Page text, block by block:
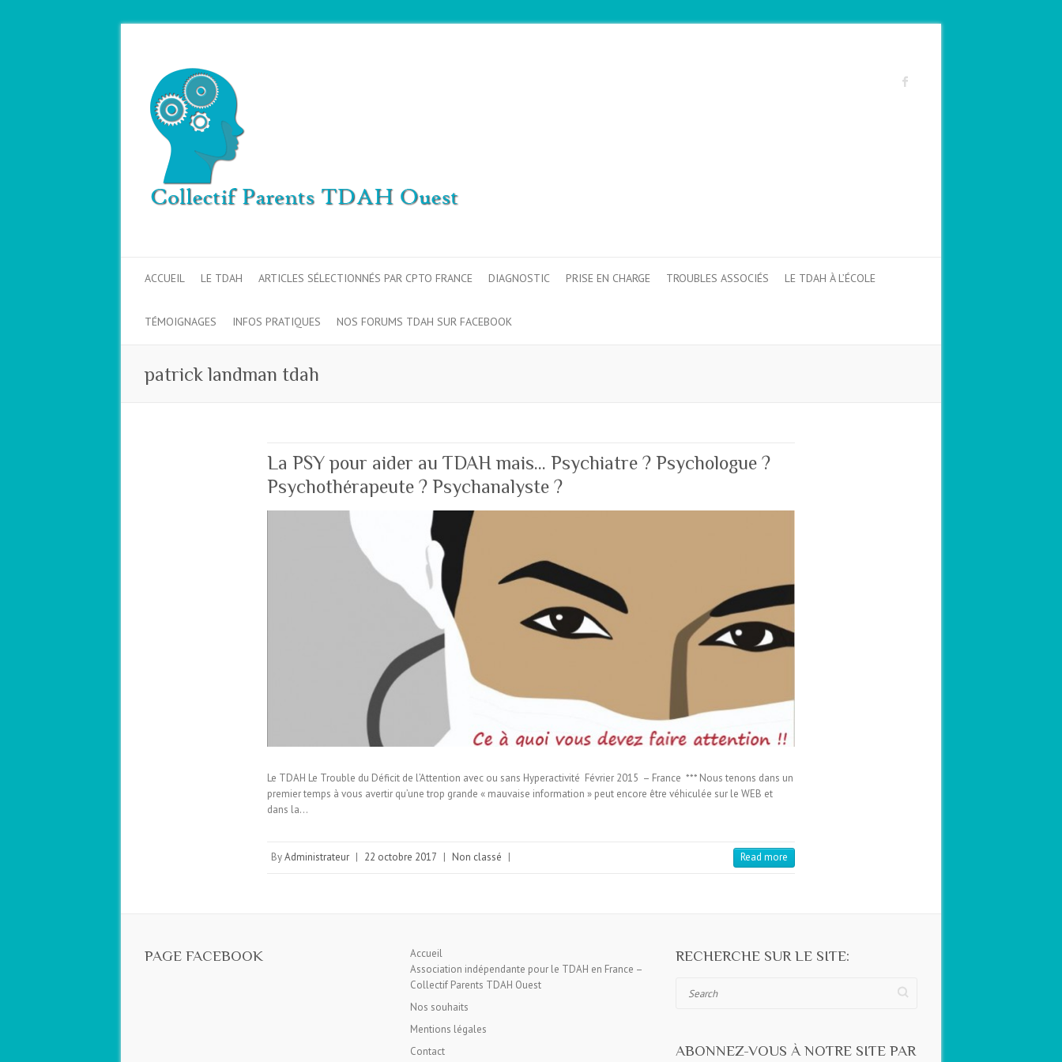
ACCUEIL LE TDAH ARTICLES SÉLECTIONNÉS PAR CPTO FRANCE DIAGNOSTIC PRISE EN CHARGE TROUBLES ASSOCIÉS LE TDAH À L’ÉCOLE
TÉMOIGNAGES INFOS PRATIQUES NOS FORUMS TDAH SUR FACEBOOK
patrick landman tdah
La PSY pour aider au TDAH mais… Psychiatre ? Psychologue ?
Psychothérapeute ? Psychanalyste ?
Le TDAH Le Trouble du Déficit de l’Attention avec ou sans Hyperactivité Février 2015 – France *** Nous tenons dans un
premier temps à vous avertir qu’une trop grande « mauvaise information » peut encore être véhiculée sur le WEB et
dans la…
ByAdministrateur | 22 octobre 2017 | Non classé | Read more
PAGE FACEBOOK
Accueil
Association indépendante pour le TDAH en France –
Collectif Parents TDAH Ouest
Nos souhaits
Mentions légales
Contact
RECHERCHE SUR LE SITE:
ABONNEZ-VOUS À NOTRE SITE PAR